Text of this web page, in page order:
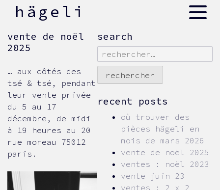
skiphägeli
vente de noël
2025
… aux côtés des
tsé & tsé, pendant
leur vente privée
du 5 au 17
décembre, de midi
à 19 heures au 20
rue moreau 75012
paris.
search
rechercher :
recent posts
où trouver des
pièces hägeli en
mois de mars 2026
vente de noël 2025
ventes : noël 2023
vente juin 23
ventes : 2 x 2